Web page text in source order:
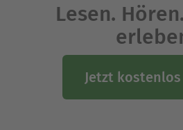
Lesen.
Jetzt